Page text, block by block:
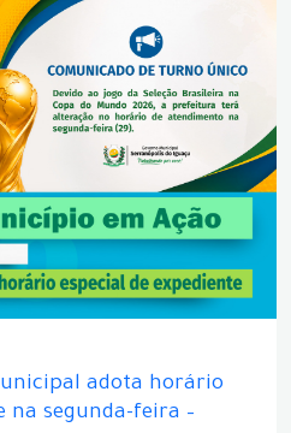
adota horário
na segunda-feira –